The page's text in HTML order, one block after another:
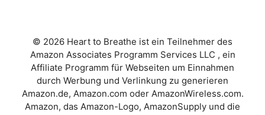
© 2026 Heart to Breathe ist ein Teilnehmer des
Amazon Associates Programm Services LLC , ein
Affiliate Programm für Webseiten um Einnahmen
durch Werbung und Verlinkung zu generieren
Amazon.de, Amazon.com oder AmazonWireless.com.
Amazon, das Amazon-Logo, AmazonSupply und die